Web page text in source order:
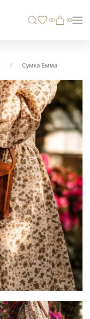
(0) (0)
Сумка Емма